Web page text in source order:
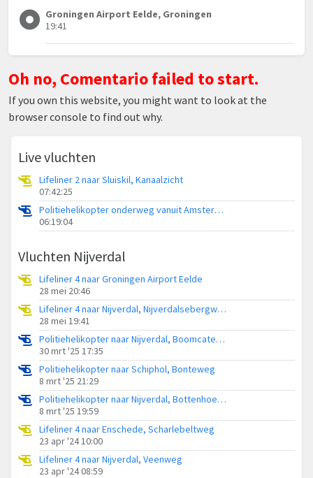
Groningen Airport Eelde, Groningen
19:41
Oh no, Comentario failed to start.
If you own this website, you might want to look at the
browser console to find out why.
Live vluchten
Lifeliner 2 naar Sluiskil, Kanaalzicht
07:42:25
Politiehelikopter onderweg vanuit Amsterdam Vliegveld Schiphol
06:19:04
Vluchten Nijverdal
Lifeliner 4 naar Groningen Airport Eelde
28 mei 20:46
Lifeliner 4 naar Nijverdal, Nijverdalsebergweg
28 mei 19:41
Politiehelikopter naar Nijverdal, Boomcateweg
30 mrt '25 17:35
Politiehelikopter naar Schiphol, Bonteweg
8 mrt '25 21:29
Politiehelikopter naar Nijverdal, Bottenhoekseweg
8 mrt '25 19:59
Lifeliner 4 naar Enschede, Scharlebeltweg
23 apr '24 10:00
Lifeliner 4 naar Nijverdal, Veenweg
23 apr '24 08:59